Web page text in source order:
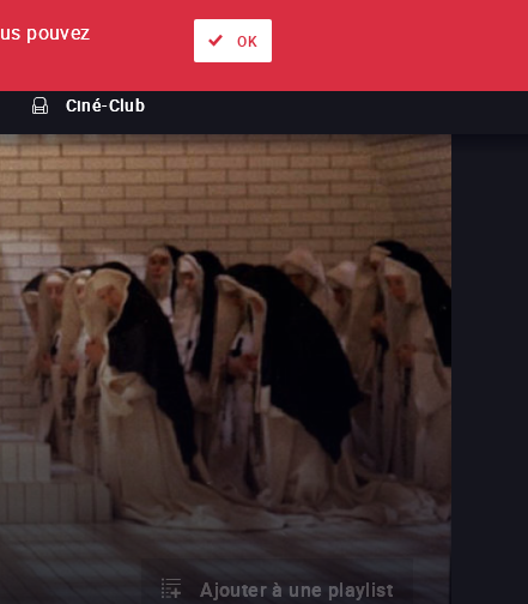
Ciné-Club
À propos Nos offres
Ajouter à une playlist
pouvez
OK